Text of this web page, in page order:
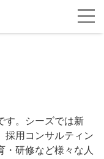
す。シーズでは新
採用コンサルティン
・研修など様々な人